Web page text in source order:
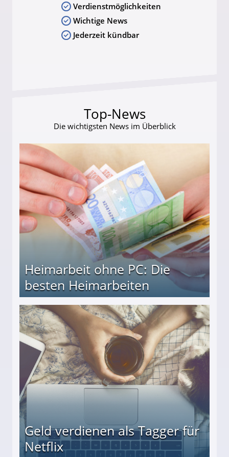
Verdienstmöglichkeiten
Wichtige News
Jederzeit kündbar
Top-News
Die wichtigsten News im Überblick
Heimarbeit ohne PC: Die
besten Heimarbeiten
Geld verdienen als Tagger für
Netflix